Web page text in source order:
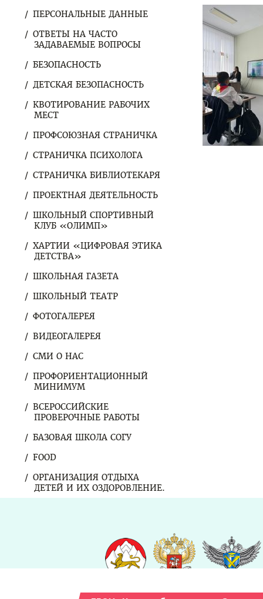
ПЕРСОНАЛЬНЫЕ ДАННЫЕ
ОТВЕТЫ НА ЧАСТО
ЗАДАВАЕМЫЕ ВОПРОСЫ
БЕЗОПАСНОСТЬ
ДЕТСКАЯ БЕЗОПАСНОСТЬ
КВОТИРОВАНИЕ РАБОЧИХ
МЕСТ
ПРОФСОЮЗНАЯ СТРАНИЧКА
СТРАНИЧКА ПСИХОЛОГА
СТРАНИЧКА БИБЛИОТЕКАРЯ
ПРОЕКТНАЯ ДЕЯТЕЛЬНОСТЬ
ШКОЛЬНЫЙ СПОРТИВНЫЙ
КЛУБ «ОЛИМП»
ХАРТИИ «ЦИФРОВАЯ ЭТИКА
ДЕТСТВА»
ШКОЛЬНАЯ ГАЗЕТА
ШКОЛЬНЫЙ ТЕАТР
ФОТОГАЛЕРЕЯ
ВИДЕОГАЛЕРЕЯ
СМИ О НАС
ПРОФОРИЕНТАЦИОННЫЙ
МИНИМУМ
ВСЕРОССИЙСКИЕ
ПРОВЕРОЧНЫЕ РАБОТЫ
БАЗОВАЯ ШКОЛА СОГУ
FOOD
ОРГАНИЗАЦИЯ ОТДЫХА
ДЕТЕЙ И ИХ ОЗДОРОВЛЕНИЕ.